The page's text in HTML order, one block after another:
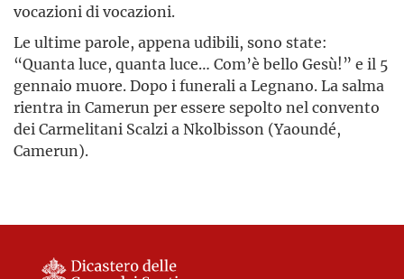
vocazioni di vocazioni.
Le ultime parole, appena udibili, sono state:
“Quanta luce, quanta luce… Com’è bello Gesù!” e il 5
gennaio muore. Dopo i funerali a Legnano. La salma
rientra in Camerun per essere sepolto nel convento
dei Carmelitani Scalzi a Nkolbisson (Yaoundé,
Camerun).